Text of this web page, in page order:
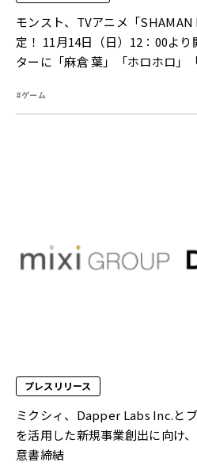
モンスト、TVアニメ「
定！ 11月14日（日）12：00よ
ターに「麻倉 葉」「ホロホロ」
#ゲーム
プレスリリース
ミクシィ、Dapper Labs Inc.と
を活用した新規事業創出に向け
意書締結